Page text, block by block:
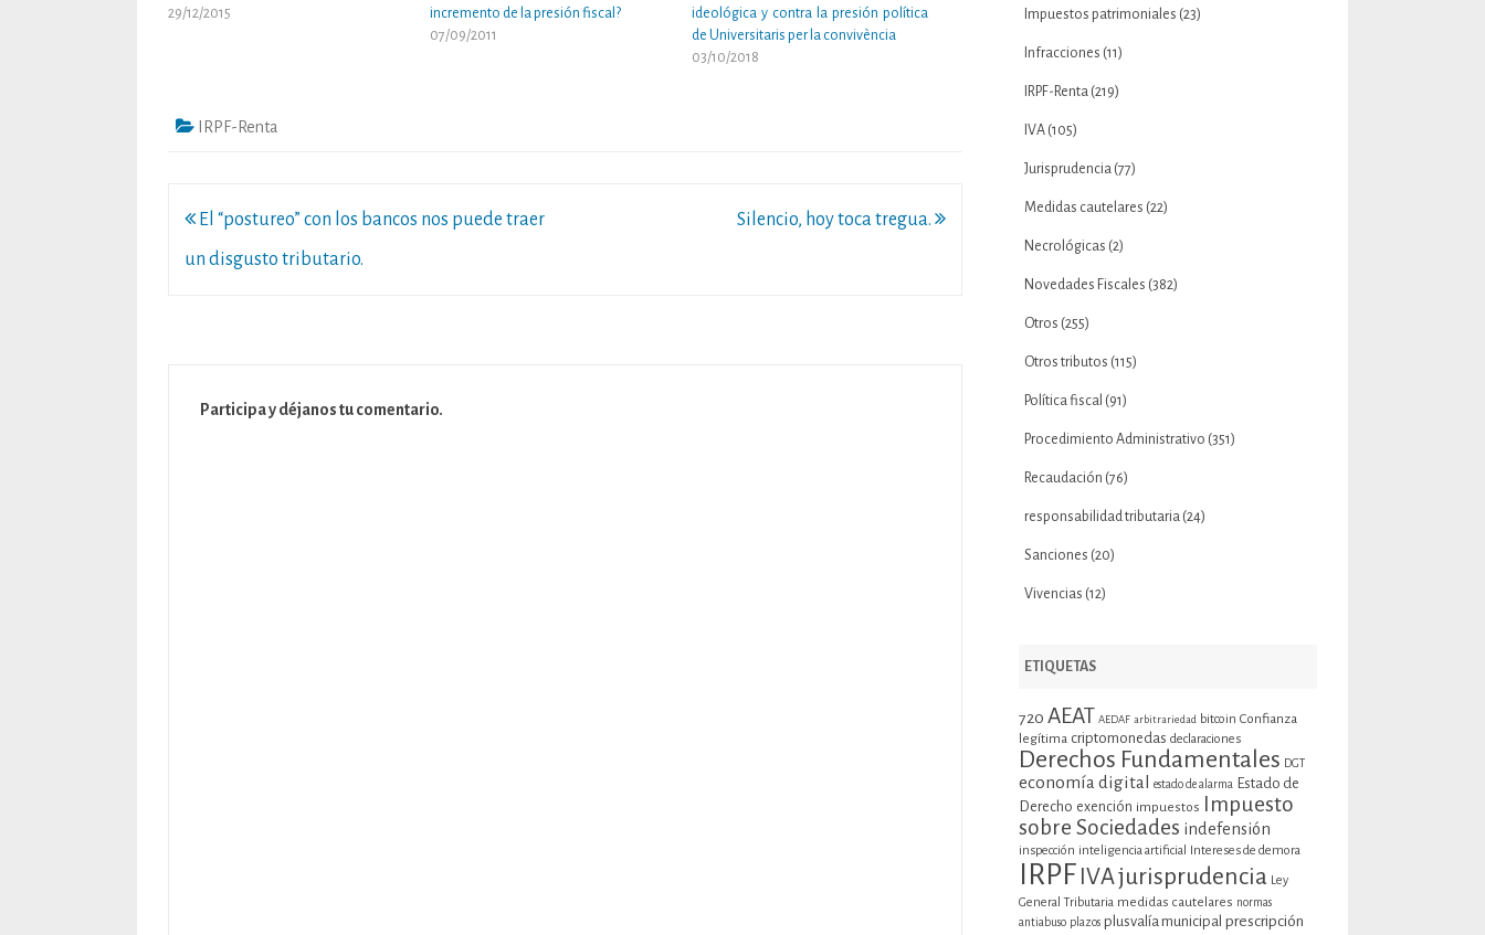
29/12/2015
incremento de la presión fiscal?
07/09/2011
ideológica y contra la presión política
de Universitaris per la convivència
03/10/2018
IRPF-Renta
Navegación
de
El “postureo” con los bancos nos puede traer
un disgusto tributario.
Silencio, hoy toca tregua.
Participa y déjanos tu comentario.
Impuestos patrimoniales (23)
Infracciones (11)
IRPF-Renta(219)
IVA(105)
Jurisprudencia(77)
Medidas cautelares (22)
Necrológicas (2)
Novedades Fiscales (382)
Otros (255)
Otros tributos (115)
Política fiscal (91)
Procedimiento Administrativo (351)
Recaudación (76)
responsabilidad tributaria(24)
Sanciones (20)
Vivencias (12)
ETIQUETAS
720 AEAT AEDAF arbitrariedad bitcoin Confianza
legítima criptomonedas declaraciones
Derechos Fundamentales DGT
economía digital estado de alarma
Estado de
Derecho exención impuestos
Impuesto
sobre Sociedades indefensión
inspección inteligencia artificial Intereses de demora
IRPF IVAjurisprudencia Ley
General Tributaria medidas cautelares normas
antiabuso plazos plusvalía municipal prescripción